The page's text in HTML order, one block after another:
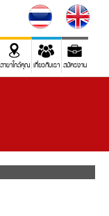
สาขาใกล้คุณ เกี่ยวกับเรา สมัครงาน